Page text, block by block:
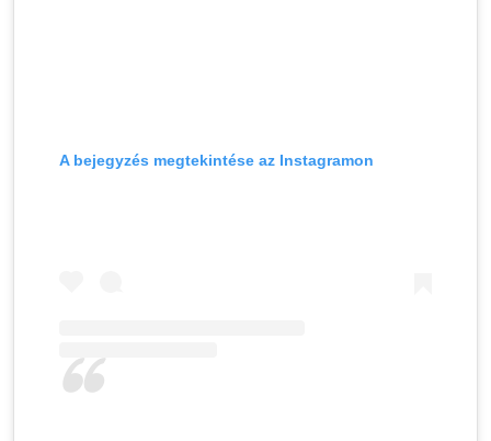
A bejegyzés megtekintése az Instagramon